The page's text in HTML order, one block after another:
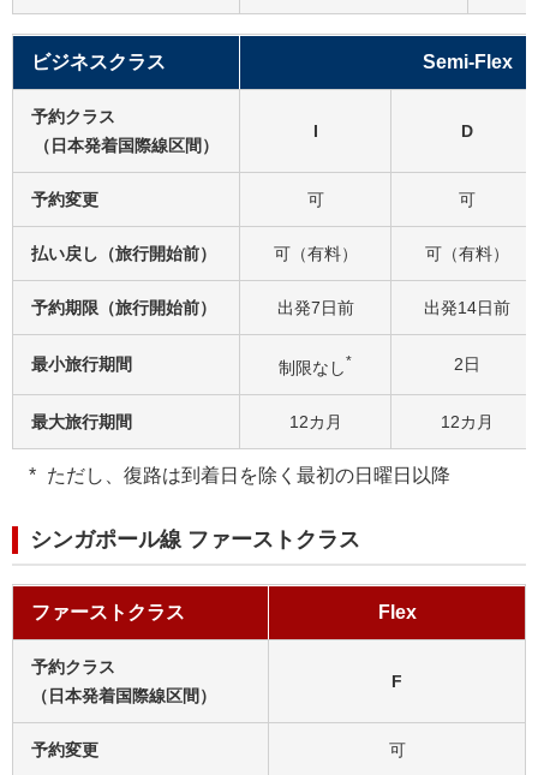
ビジネスクラス Semi-Flex
予約クラス
（日本発着国際線区間）
I D
予約変更 可 可
払い戻し（旅行開始前） 可（有料） 可（有料）
予約期限（旅行開始前） 出発7日前 出発14日前
最小旅行期間 制限なし* 2日
最大旅行期間 12カ月 12カ月
ただし、復路は到着日を除く最初の日曜日以降
シンガポール線 ファーストクラス
ファーストクラス Flex
予約クラス
（日本発着国際線区間）
F
予約変更 可